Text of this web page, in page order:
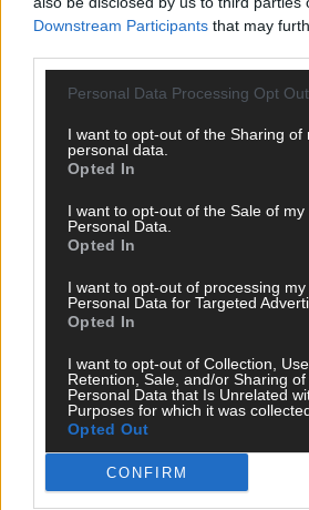
Downstream Participants that may
Personal Data Processing Opt
I want to opt-out of the Sharing of
personal data.
Opted In
I want to opt-out of the Sale of my
Personal Data.
Opted In
I want to opt-out of processing my
Personal Data for Targeted
Opted In
I want to opt-out of Collection, Use,
Retention, Sale, and/or Sharing of
Personal Data that Is Unrelated
Purposes for which it was
Opted Out
CONFIRM
Benachrichtige mich über neue
JETZT ANGESAGT
Neue Themenwelt, neues Café,
Westernstadt: Der Europa-
EXTRA